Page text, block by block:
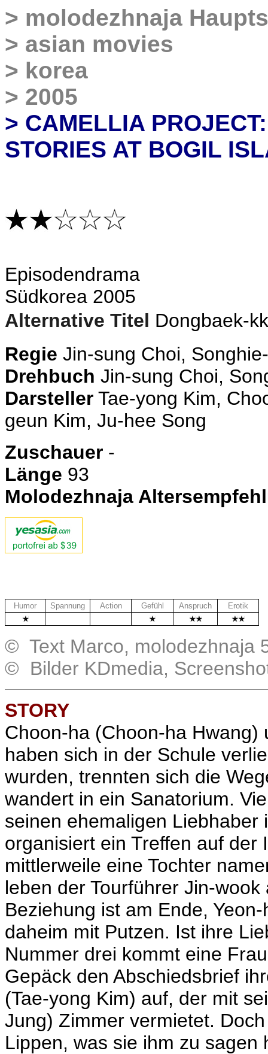
> molodezhnaja
> asian movies
> korea
> 2005
> CAMELLIA
STORIES AT BOGIL
Episodendrama
Südkorea 2005
Alternative Titel Dongbaek-
Regie Jin-sung Choi,
Drehbuch Jin-sung Choi,
Darsteller Tae-yong Kim,
geun Kim, Ju-hee Song
Zuschauer -
Länge 93
Molodezhnaja
Humor Spannung Action Gefühl Anspruch
Erotik
© Text Marco, molodezhnaja
© Bilder KDmedia,
STORY
Choon-ha (Choon-ha Hwang)
haben sich in der Schule
wurden, trennten sich die
wandert in ein Sanatorium.
seinen ehemaligen
organisiert ein Treffen auf der
mittlerweile eine Tochter
leben der Tourführer Jin-
Beziehung ist am Ende,
daheim mit Putzen. Ist ihre
Nummer drei kommt eine
Gepäck den Abschiedsbrief
(Tae-yong Kim) auf, der mit
Jung) Zimmer vermietet.
Lippen, was sie ihm zu sagen